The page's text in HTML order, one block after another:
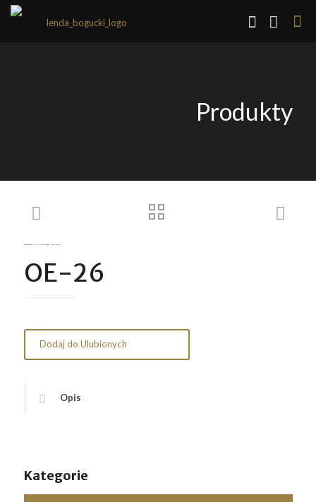
Produkty
OE-26
Dodaj do Ulubionych
Opis
Kategorie